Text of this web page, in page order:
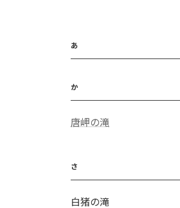
あ
か
唐岬の滝
さ
白猪の滝